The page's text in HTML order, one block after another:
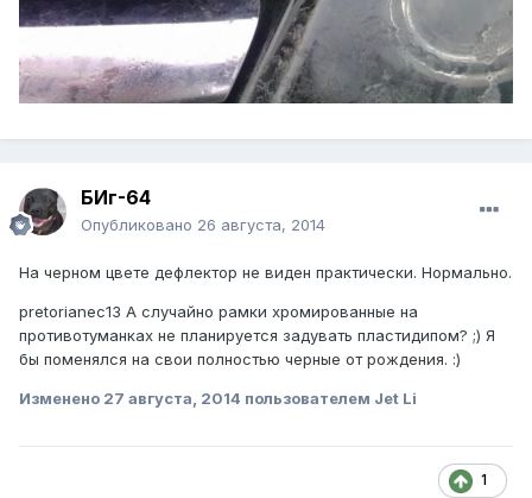
БИг-64
Опубликовано 26 августа, 2014
На черном цвете дефлектор не виден практически. Нормально.
pretorianec13 А случайно рамки хромированные на
противотуманках не планируется задувать пластидипом? ;) Я
бы поменялся на свои полностью черные от рождения. :)
Изменено 27 августа, 2014 пользователем Jet Li
1